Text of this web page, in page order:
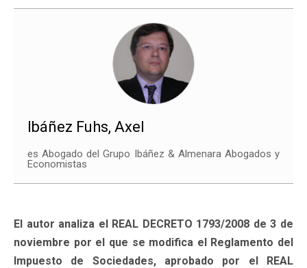
Ibáñez Fuhs, Axel
es Abogado del Grupo Ibáñez & Almenara Abogados y
Economistas
El autor analiza el REAL DECRETO 1793/2008 de 3 de
noviembre por el que se modifica el Reglamento del
Impuesto de Sociedades, aprobado por el REAL